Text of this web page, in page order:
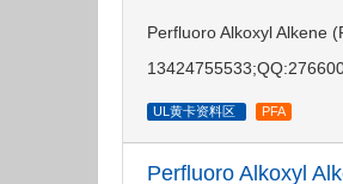
Perfluoro Alkoxyl Alkene
UL黄卡资料区 PFA
Perfluoro Alkoxyl